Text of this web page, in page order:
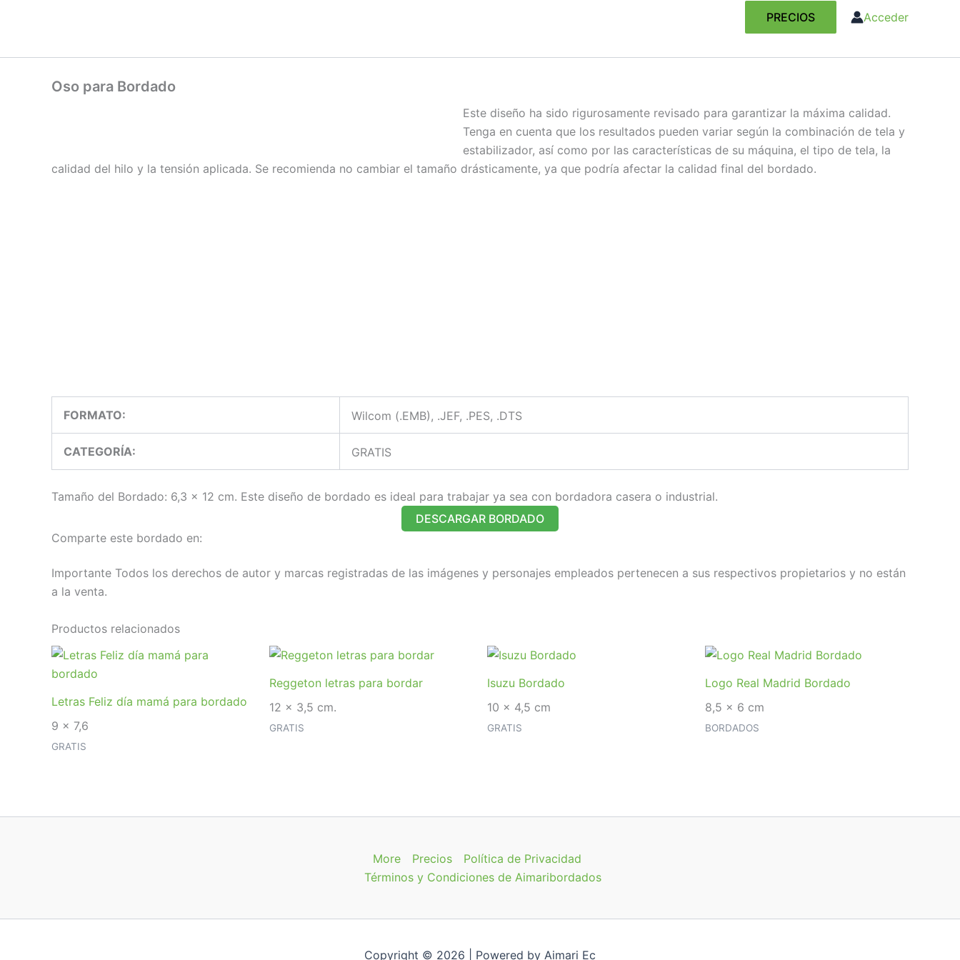
PRECIOS Acceder
Oso para Bordado
Este diseño ha sido rigurosamente revisado para garantizar la máxima calidad.
Tenga en cuenta que los resultados pueden variar según la combinación de tela y
estabilizador, así como por las características de su máquina, el tipo de tela, la
calidad del hilo y la tensión aplicada. Se recomienda no cambiar el tamaño drásticamente, ya que podría afectar la calidad final del bordado.
FORMATO: Wilcom (.EMB), .JEF, .PES, .DTS
CATEGORÍA: GRATIS
Tamaño del Bordado: 6,3 x 12 cm. Este diseño de bordado es ideal para trabajar ya sea con bordadora casera o industrial.
DESCARGAR BORDADO
Comparte este bordado en:
Importante Todos los derechos de autor y marcas registradas de las imágenes y personajes empleados pertenecen a sus respectivos propietarios y no están
a la venta.
Productos relacionados
Letras Feliz día mamá para bordado
9 x 7,6
GRATIS
Reggeton letras para bordar
12 x 3,5 cm.
GRATIS
Isuzu Bordado
10 x 4,5 cm
GRATIS
Logo Real Madrid Bordado
8,5 x 6 cm
BORDADOS
More Precios
Política de Privacidad
Términos y Condiciones de Aimaribordados
Copyright © 2026 | Powered by Aimari Ec